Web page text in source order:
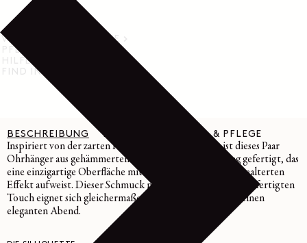
VERSAND & RÜCKGABE
PFLEGEHINWEISE
HILFE & SUPPORT
FIND IN STORE
BESCHREIBUNG DETAILS MATERIAL & PFLEGE
Inspiriert von der zarten Form von Gewürznelken, ist dieses Paar
Ohrhänger aus gehämmertem und patiniertem Messing gefertigt, das
eine einzigartige Oberfläche mit einem glänzenden und gealterten
Effekt aufweist. Dieser Schmuck mit seinem rohen, handgefertigten
Touch eignet sich gleichermaßen für den Alltag wie für einen
eleganten Abend.